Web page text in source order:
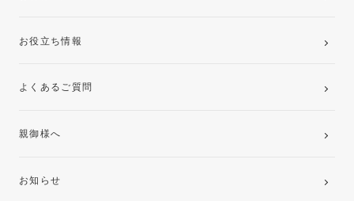
お役立ち情報
よくあるご質問
親御様へ
お知らせ